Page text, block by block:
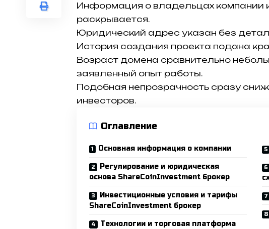
Информация о владельцах компании
раскрывается.
Юридический адрес указан без
История создания проекта подана
Возраст домена сравнительно
заявленный опыт работы.
Подобная непрозрачность сразу
инвесторов.
Оглавление
Основная информация о компании
Регулирование и юридическая
основа ShareCoinInvestment брокер
Инвестиционные условия и тарифы
ShareCoinInvestment брокер
Технологии и торговая платформа